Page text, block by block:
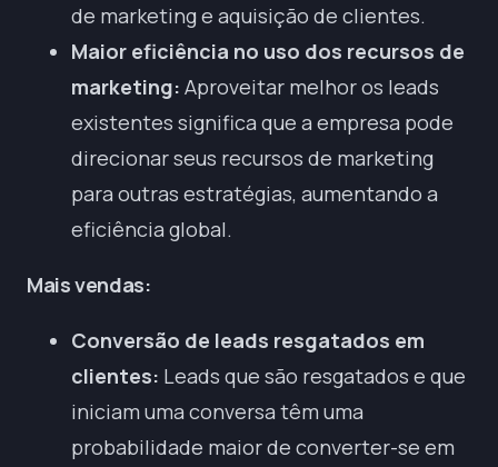
de marketing e aquisição de clientes.
Maior eficiência no uso dos recursos de
marketing: Aproveitar melhor os leads
existentes significa que a empresa pode
direcionar seus recursos de marketing
para outras estratégias, aumentando a
eficiência global.
Mais vendas:
Conversão de leads resgatados em
clientes: Leads que são resgatados e que
iniciam uma conversa têm uma
probabilidade maior de converter-se em